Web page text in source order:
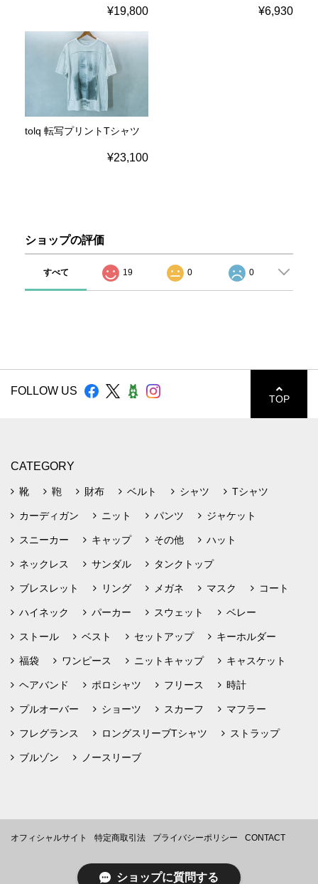
¥19,800 ¥6,930
tolq 転写プリントTシャツ
¥23,100
ショップの評価
すべて 19 0 0
FOLLOW US
TOP
CATEGORY
靴 鞄 財布 ベルト シャツ Tシャツ
カーディガン ニット パンツ ジャケット
スニーカー キャップ その他 ハット
ネックレス サンダル タンクトップ
ブレスレット リング メガネ マスク コート
ハイネック パーカー スウェット ベレー
ストール ベスト セットアップ キーホルダー
福袋 ワンピース ニットキャップ キャスケット
ヘアバンド ポロシャツ フリース 時計
プルオーバー ショーツ スカーフ マフラー
フレグランス ロングスリーブTシャツ ストラップ
ブルゾン ノースリーブ
オフィシャルサイト 特定商取引法 プライバシーポリシー CONTACT
ショップに質問する